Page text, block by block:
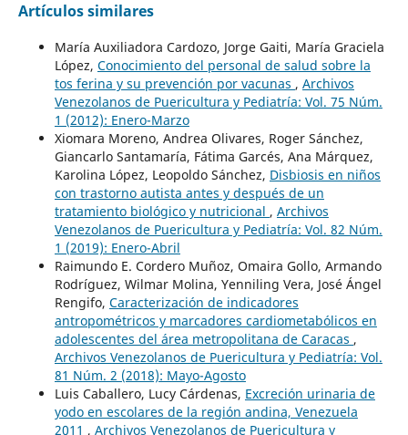
Artículos similares
María Auxiliadora Cardozo, Jorge Gaiti, María Graciela
López, Conocimiento del personal de salud sobre la
tos ferina y su prevención por vacunas , Archivos
Venezolanos de Puericultura y Pediatría: Vol. 75 Núm.
1 (2012): Enero-Marzo
Xiomara Moreno, Andrea Olivares, Roger Sánchez,
Giancarlo Santamaría, Fátima Garcés, Ana Márquez,
Karolina López, Leopoldo Sánchez, Disbiosis en niños
con trastorno autista antes y después de un
tratamiento biológico y nutricional , Archivos
Venezolanos de Puericultura y Pediatría: Vol. 82 Núm.
1 (2019): Enero-Abril
Raimundo E. Cordero Muñoz, Omaira Gollo, Armando
Rodríguez, Wilmar Molina, Yenniling Vera, José Ángel
Rengifo, Caracterización de indicadores
antropométricos y marcadores cardiometabólicos en
adolescentes del área metropolitana de Caracas ,
Archivos Venezolanos de Puericultura y Pediatría: Vol.
81 Núm. 2 (2018): Mayo-Agosto
Luis Caballero, Lucy Cárdenas, Excreción urinaria de
yodo en escolares de la región andina, Venezuela
2011 , Archivos Venezolanos de Puericultura y